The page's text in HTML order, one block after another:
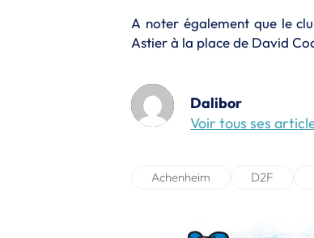
A noter également que le
Astier à la place de David
Dalibor
Voir tous ses
Achenheim D2F